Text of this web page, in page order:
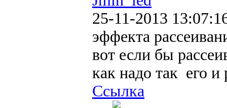
25-11-2013
эффекта
вот если бы
как надо так его
Ссылка